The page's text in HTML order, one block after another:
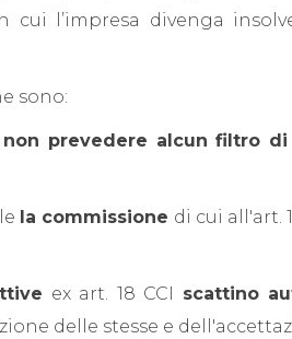
cui l’impresa divenga
sono:
prevedere alcun filtro
la commissione di cui all'art.
ex art. 18 CCI scattino
delle stesse e